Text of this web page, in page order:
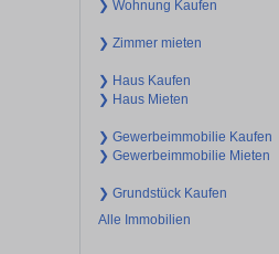
❯ Wohnung Kaufen
❯ Zimmer mieten
❯ Haus Kaufen
❯ Haus Mieten
❯ Gewerbeimmobilie Kaufen
❯ Gewerbeimmobilie Mieten
❯ Grundstück Kaufen
Alle Immobilien